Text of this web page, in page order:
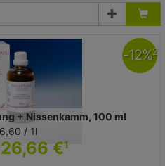
+ Nissenkamm, 100 ml
/ 1l
26,66 €1
-12%2